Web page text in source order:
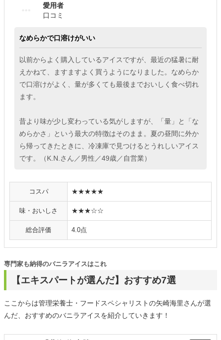
愛用者
口コミ
なめらかで口溶けがいい
以前からよく購入しているアイスですが、最近の猛暑に耐
えかねて、ますますよく買うようになりました。なめらか
で口溶けがよく、量が多くても最後までおいしく食べ切れ
ます。
昔より味が少し変わっている気がしますが、「量」と「な
めらかさ」という最大の特徴はそのまま。夏の昼間に外か
ら帰ってきたときに、冷凍庫で見つけるとうれしいアイス
です。（K.N.さん／男性／49歳／自営業）
コスパ ★★★★★
味・おいしさ ★★★☆☆
総合評価 4.0点
【エキスパートが選んだ】おすすめ7選
専門家も納得のバニラアイスはこれ
ここからは管理栄養士・フードスペシャリストの矢崎海里さんが選
んだ、おすすめのバニラアイスを紹介していきます！